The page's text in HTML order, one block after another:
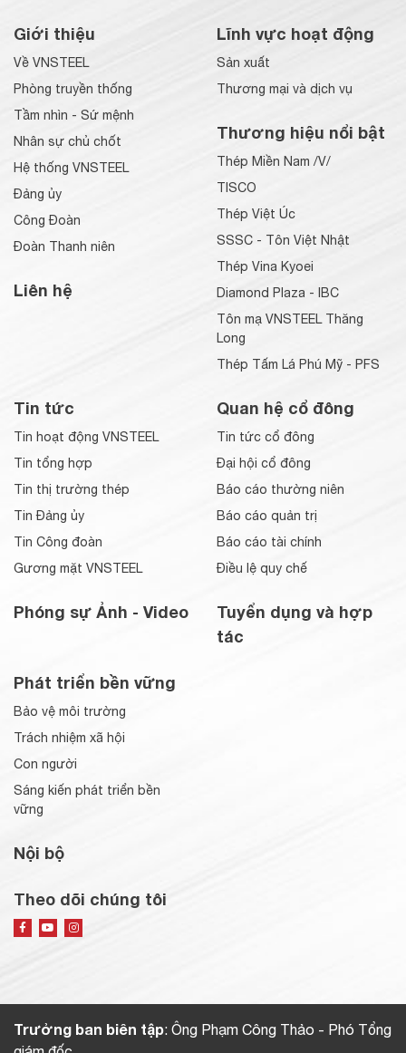
Giới thiệu
Về VNSTEEL
Phòng truyền thống
Tầm nhìn - Sứ mệnh
Nhân sự chủ chốt
Hệ thống VNSTEEL
Đảng ủy
Công Đoàn
Đoàn Thanh niên
Liên hệ
Lĩnh vực hoạt động
Sản xuất
Thương mại và dịch vụ
Thương hiệu nổi bật
Thép Miền Nam /V/
TISCO
Thép Việt Úc
SSSC - Tôn Việt Nhật
Thép Vina Kyoei
Diamond Plaza - IBC
Tôn mạ VNSTEEL Thăng
Long
Thép Tấm Lá Phú Mỹ - PFS
Tin tức
Tin hoạt động VNSTEEL
Tin tổng hợp
Tin thị trường thép
Tin Đảng ủy
Tin Công đoàn
Gương mặt VNSTEEL
Phóng sự Ảnh - Video
Quan hệ cổ đông
Tin tức cổ đông
Đại hội cổ đông
Báo cáo thường niên
Báo cáo quản trị
Báo cáo tài chính
Điều lệ quy chế
Tuyển dụng và hợp
tác
Phát triển bền vững
Bảo vệ môi trường
Trách nhiệm xã hội
Con người
Sáng kiến phát triển bền
vững
Nội bộ
Theo dõi chúng tôi
Trưởng ban biên tập: Ông Phạm Công Thảo - Phó Tổng